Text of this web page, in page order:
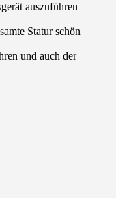
auszuführen
Statur schön
und auch der